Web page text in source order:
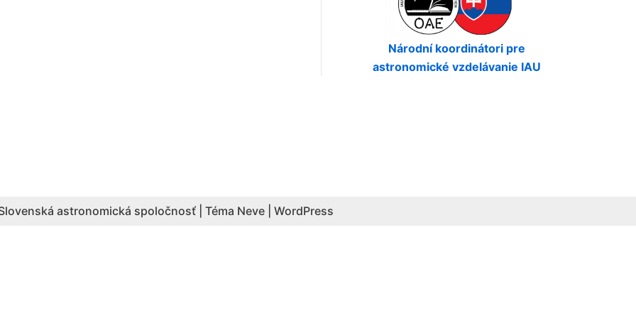
Národní koordinátori pre
astronomické vzdelávanie IAU
astronomická spoločnosť | Téma Neve WordPress